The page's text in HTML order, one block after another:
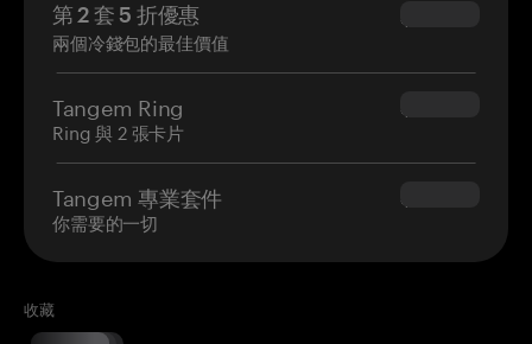
第 2 套 5 折優惠
兩個冷錢包的最佳價值
$34.95
Tangem Ring
Ring 與 2 張卡片
$160.00
Tangem 專業套件
你需要的一切
$180.00
收藏